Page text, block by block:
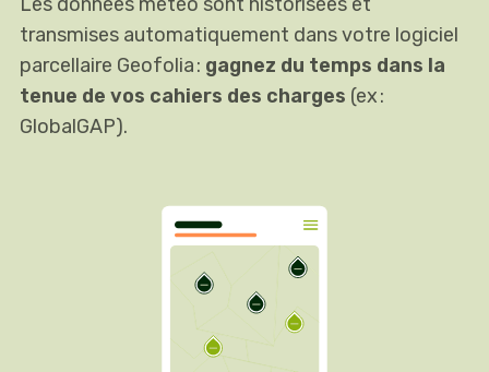
Les données météo sont historisées et
transmises automatiquement dans votre logiciel
parcellaire Geofolia : gagnez du temps dans la
tenue de vos cahiers des charges (ex :
GlobalGAP).